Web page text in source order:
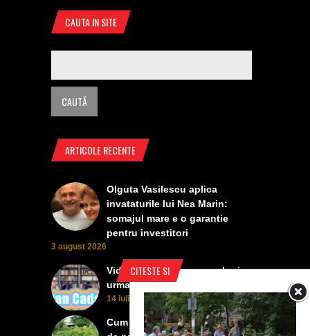
CITESTE SI
CAUTA IN SITE
ARTICOLE RECENTE
Olguta Vasilescu aplica
invataturile lui Nea Marin:
somajul mare e o garantie
pentru investitori
3 august 2026
Video Cea mai tare smecherie e
urmatoarea ........
14 iulie 2026
Cum ne "otravesc" magazinele